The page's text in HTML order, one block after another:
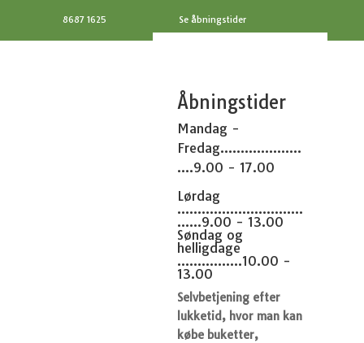
8687 1625 Se åbningstider
Åbningstider
Mandag -
Fredag....................
....9.00 - 17.00
Lørdag
...............................
......9.00 - 13.00
Søndag og
helligdage
................10.00 -
13.00
Selvbetjening efter
lukketid, hvor man kan
købe buketter,